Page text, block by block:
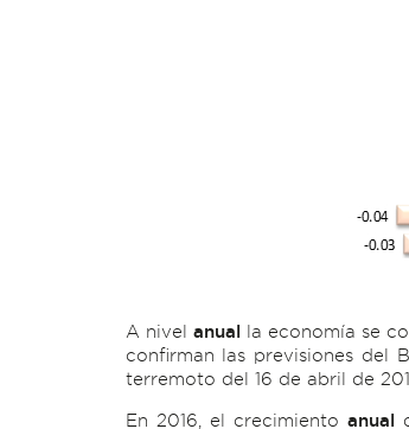
A nivel anual la economía se
confirman las previsiones del
terremoto del 16 de abril de
En 2016, el crecimiento anual